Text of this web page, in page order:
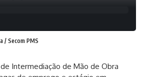
/ Secom PMS
Intermediação de Mão de Obra